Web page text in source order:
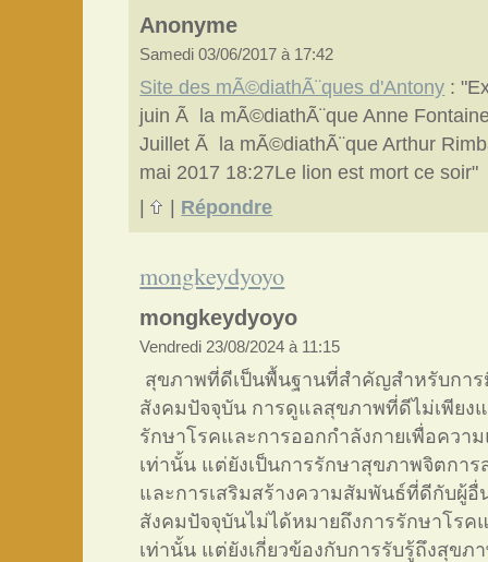
Anonyme
Samedi 03/06/2017 à 17:42
Site des mÃ©diathÃ¨ques d'Antony :
juin Ã la mÃ©diathÃ¨que Anne
Juillet Ã la mÃ©diathÃ¨que Arthur
mai 2017 18:27Le lion est mort ce soir"
|
Répondre
mongkeydyoyo
mongkeydyoyo
Vendredi 23/08/2024 à 11:15
สุขภาพที่ดีเป็นพื้นฐานที่สำคัญสำหรับกา
สังคมปัจจุบัน การดูแลสุขภาพที่ดีไม่เพียงแ
รักษาโรคและการออกกำลังกายเพื่อควา
เท่านั้น แต่ยังเป็นการรักษาสุขภาพจิตกา
และการเสริมสร้างความสัมพันธ์ที่ดีกับผู้
สังคมปัจจุบันไม่ได้หมายถึงการรักษาโรค
เท่านั้น แต่ยังเกี่ยวข้องกับการรับรู้ถึงสุข